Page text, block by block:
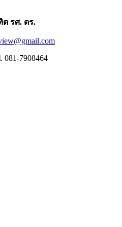
รศ. ดร.
. 081-7908464